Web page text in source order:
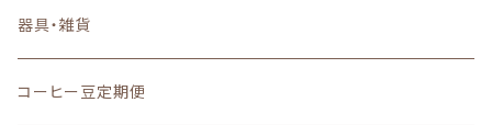
器具・雑貨
コーヒー豆定期便